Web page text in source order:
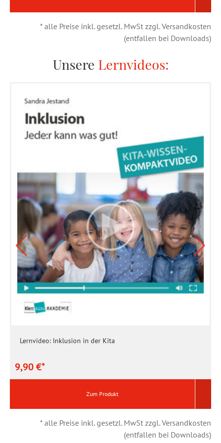
* alle Preise inkl. gesetzl. MwSt zzgl. Versandkosten
(entfallen bei Downloads)
Unsere Lernvideos:
Lernvideo: Inklusion in der Kita
9,90 €*
Zum Produkt
* alle Preise inkl. gesetzl. MwSt zzgl. Versandkosten
(entfallen bei Downloads)